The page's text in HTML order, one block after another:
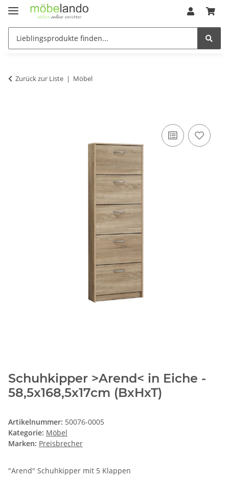
Zurück zur Liste Möbel
Schuhkipper >Arend< in Eiche -
58,5x168,5x17cm (BxHxT)
Artikelnummer: 50076-0005
Kategorie: Möbel
Marken: Preisbrecher
"Arend" Schuhkipper mit 5 Klappen